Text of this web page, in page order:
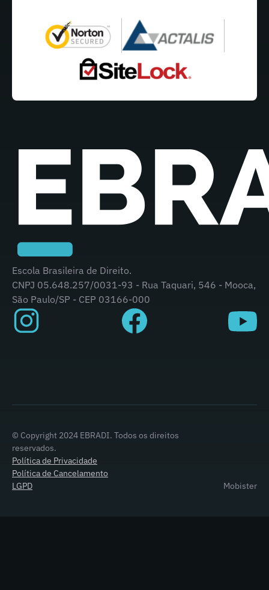
Escola Brasileira de Direito.
CNPJ 05.648.257/0031-93 - Rua Taquari, 546 - Mooca,
São Paulo/SP - CEP 03166-000
© Copyright 2024 EBRADI. Todos os direitos
reservados.
Política de Privacidade
Política de Cancelamento
LGPD
Mobister